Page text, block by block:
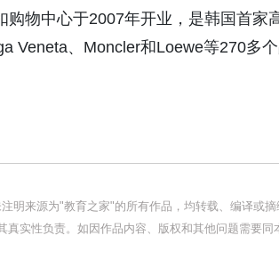
购物中心于2007年开业，是韩国首
Veneta、Moncler和Loewe等270多
注明来源为"教育之家"的所有作品，均转载、编译或
真实性负责。如因作品内容、版权和其他问题需要